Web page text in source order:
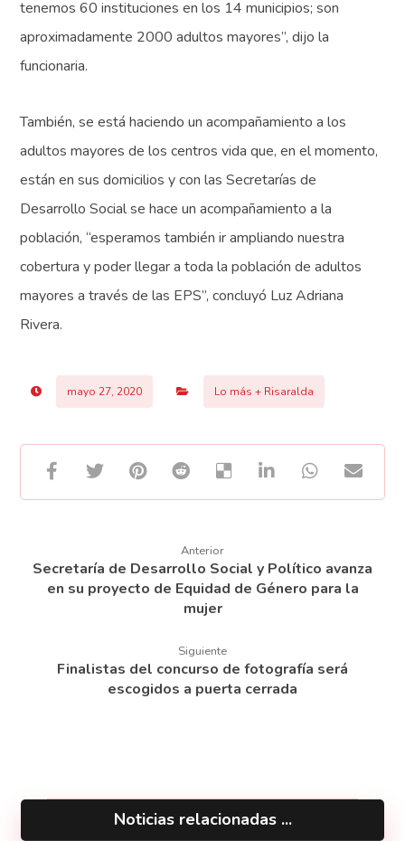
tenemos 60 instituciones en los 14 municipios; son
aproximadamente 2000 adultos mayores”, dijo la
funcionaria.
También, se está haciendo un acompañamiento a los
adultos mayores de los centros vida que, en el momento,
están en sus domicilios y con las Secretarías de
Desarrollo Social se hace un acompañamiento a la
población, “esperamos también ir ampliando nuestra
cobertura y poder llegar a toda la población de adultos
mayores a través de las EPS”, concluyó Luz Adriana
Rivera.
mayo 27, 2020 Lo más + Risaralda
Anterior
Secretaría de Desarrollo Social y Político avanza
en su proyecto de Equidad de Género para la
mujer
Siguiente
Finalistas del concurso de fotografía será
escogidos a puerta cerrada
Noticias relacionadas ...